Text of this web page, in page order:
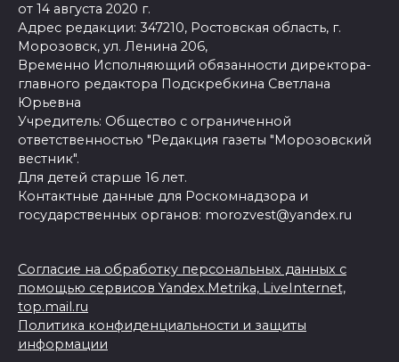
от 14 августа 2020 г.
Адрес редакции: 347210, Ростовская область, г.
Морозовск, ул. Ленина 206,
Временно Исполняющий обязанности директора-
главного редактора Подскребкина Светлана
Юрьевна
Учредитель: Общество с ограниченной
ответственностью "Редакция газеты "Морозовский
вестник".
Для детей старше 16 лет.
Контактные данные для Роскомнадзора и
государственных органов: morozvest@yandex.ru
Согласие на обработку персональных данных с
помощью сервисов Yandex.Metrika, LiveInternet,
top.mail.ru
Политика конфиденциальности и защиты
информации